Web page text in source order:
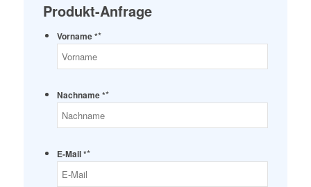
Produkt-Anfrage
Vorname **
Nachname **
E-Mail **